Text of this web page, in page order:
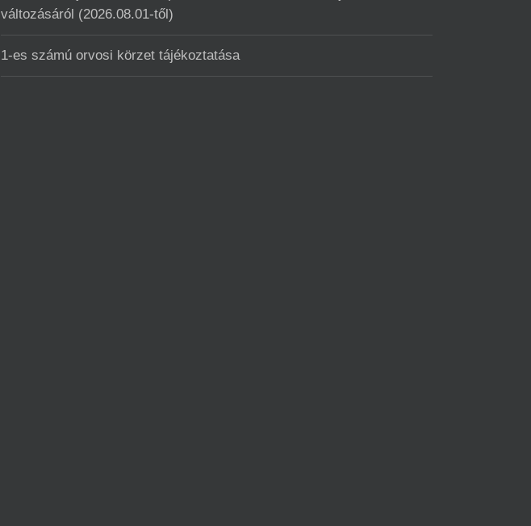
változásáról (2026.08.01-től)
1-es számú orvosi körzet tájékoztatása